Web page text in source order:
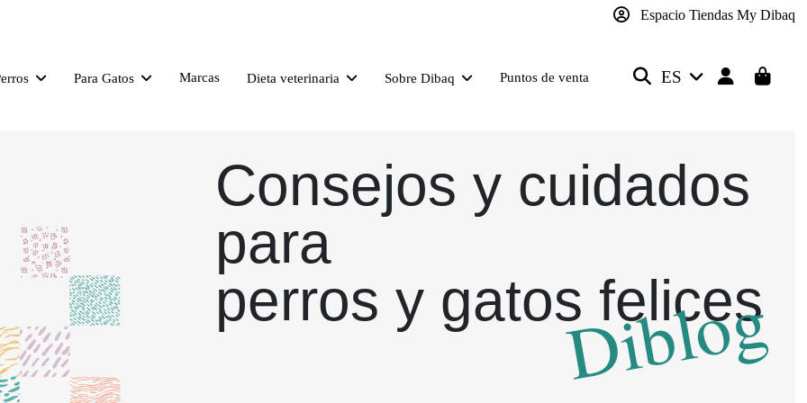
Espacio Tiendas My Dibaq
Para Gatos Marcas Dieta veterinaria Sobre Dibaq Puntos de venta ES
Consejos y cuidados
para
perros y gatos felices
Diblog